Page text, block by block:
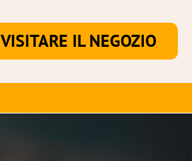
VISITARE IL NEGOZIO